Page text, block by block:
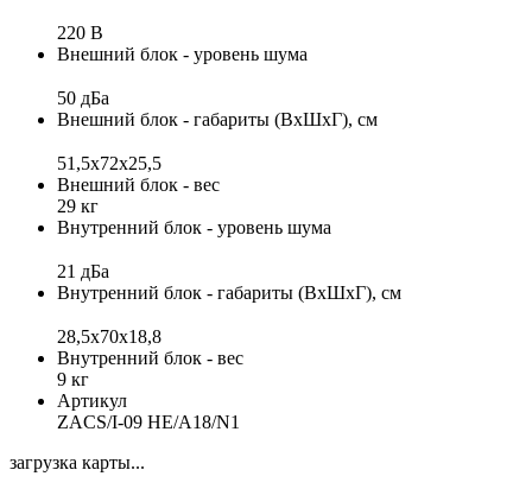
220 В
Внешний блок - уровень шума
50 дБа
Внешний блок - габариты (ВхШхГ), см
51,5x72x25,5
Внешний блок - вес
29 кг
Внутренний блок - уровень шума
21 дБа
Внутренний блок - габариты (ВхШхГ), см
28,5x70x18,8
Внутренний блок - вес
9 кг
Артикул
ZACS/I-09 HE/A18/N1
загрузка карты...